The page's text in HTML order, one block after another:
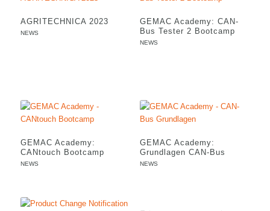
AGRITECHNICA 2023
NEWS
GEMAC Academy: CAN-
Bus Tester 2 Bootcamp
NEWS
GEMAC Academy:
CANtouch Bootcamp
NEWS
GEMAC Academy:
Grundlagen CAN-Bus
NEWS